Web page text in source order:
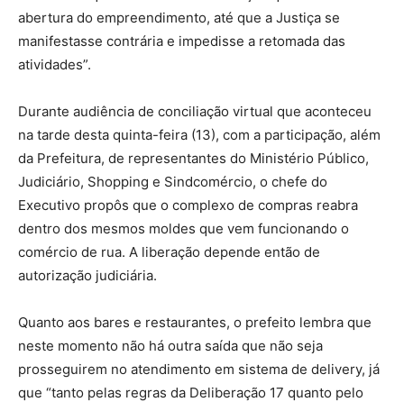
abertura do empreendimento, até que a Justiça se
manifestasse contrária e impedisse a retomada das
atividades”.
Durante audiência de conciliação virtual que aconteceu
na tarde desta quinta-feira (13), com a participação, além
da Prefeitura, de representantes do Ministério Público,
Judiciário, Shopping e Sindcomércio, o chefe do
Executivo propôs que o complexo de compras reabra
dentro dos mesmos moldes que vem funcionando o
comércio de rua. A liberação depende então de
autorização judiciária.
Quanto aos bares e restaurantes, o prefeito lembra que
neste momento não há outra saída que não seja
prosseguirem no atendimento em sistema de delivery, já
que “tanto pelas regras da Deliberação 17 quanto pelo